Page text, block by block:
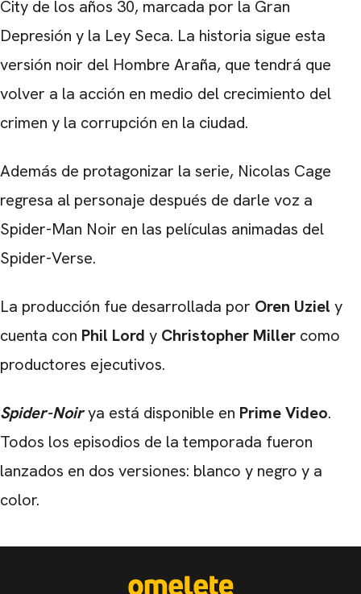
City de los años 30, marcada por la Gran
Depresión y la Ley Seca. La historia sigue esta
versión noir del Hombre Araña, que tendrá que
volver a la acción en medio del crecimiento del
crimen y la corrupción en la ciudad.
Además de protagonizar la serie, Nicolas Cage
regresa al personaje después de darle voz a
Spider-Man Noir en las películas animadas del
Spider-Verse.
La producción fue desarrollada por Oren Uziel y
cuenta con Phil Lord y Christopher Miller como
productores ejecutivos.
Spider-Noirya está disponible en Prime Video.
Todos los episodios de la temporada fueron
lanzados en dos versiones: blanco y negro y a
color.